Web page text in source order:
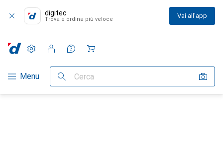
digitec
Trova e ordina più veloce Vai all'app
Categoria Navigazione
Menu Cerca
Impostazioni
Conto cliente
Liste di confronto
Liste dei desideri
Carrello